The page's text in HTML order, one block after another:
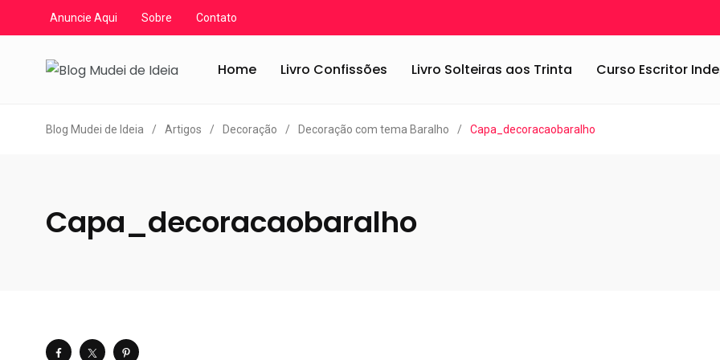
Anuncie Aqui Sobre Contato
Home Livro Confissões Livro Solteiras aos Trinta Curso Escritor
Blog Mudei de Ideia / Artigos / Decoração / Decoração com tema Baralho / Capa_decoracaobaralho
Capa_decoracaobaralho